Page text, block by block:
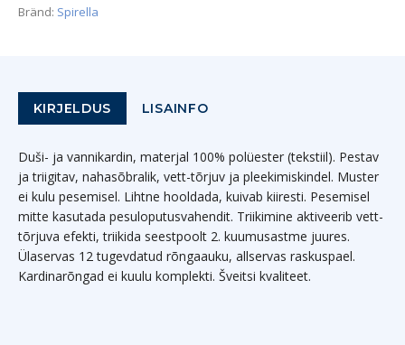
Bränd: Spirella
KIRJELDUS LISAINFO
Duši- ja vannikardin, materjal 100% polüester (tekstiil). Pestav
ja triigitav, nahasõbralik, vett-tõrjuv ja pleekimiskindel. Muster
ei kulu pesemisel. Lihtne hooldada, kuivab kiiresti. Pesemisel
mitte kasutada pesuloputusvahendit. Triikimine aktiveerib vett-
tõrjuva efekti, triikida seestpoolt 2. kuumusastme juures.
Ülaservas 12 tugevdatud rõngaauku, allservas raskuspael.
Kardinarõngad ei kuulu komplekti. Šveitsi kvaliteet.